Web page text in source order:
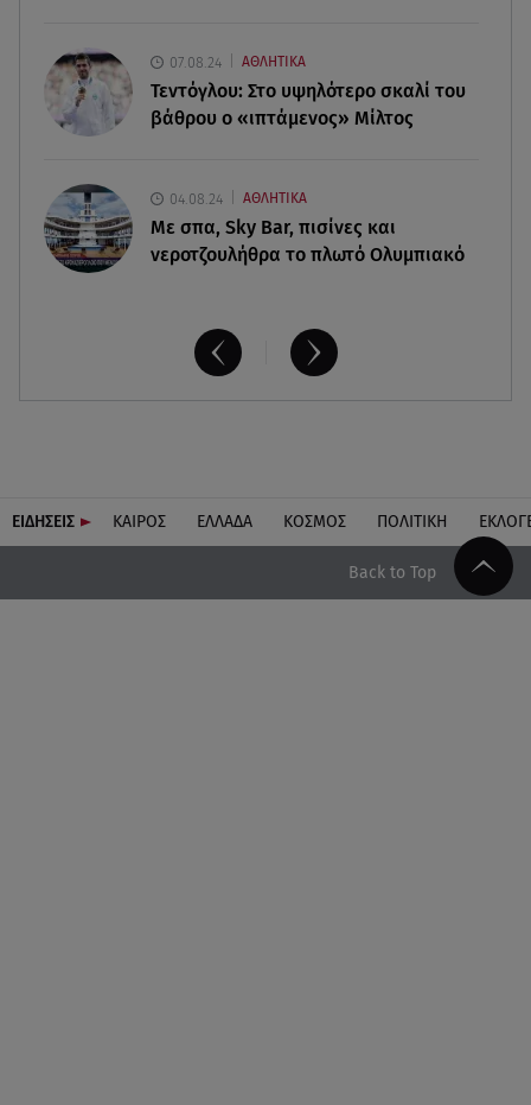
Πόσο καιρό παίρνει σε ένα δάσος να πρασινίσει
ξανά μετά από πυρκαγιά
07.08.24 ΑΘΛΗΤΙΚΑ
Τεντόγλου: Στο υψηλότερο σκαλί του
βάθρου ο «ιπτάμενος» Μίλτος
04.08.24 ΑΘΛΗΤΙΚΑ
Με σπα, Sky Bar, πισίνες και
νεροτζουλήθρα το πλωτό Ολυμπιακό
ΕΙΔΗΣΕΙΣ ΚΑΙΡΟΣ ΕΛΛΑΔΑ ΚΟΣΜΟΣ ΠΟΛΙΤΙΚΗ
Back to Top